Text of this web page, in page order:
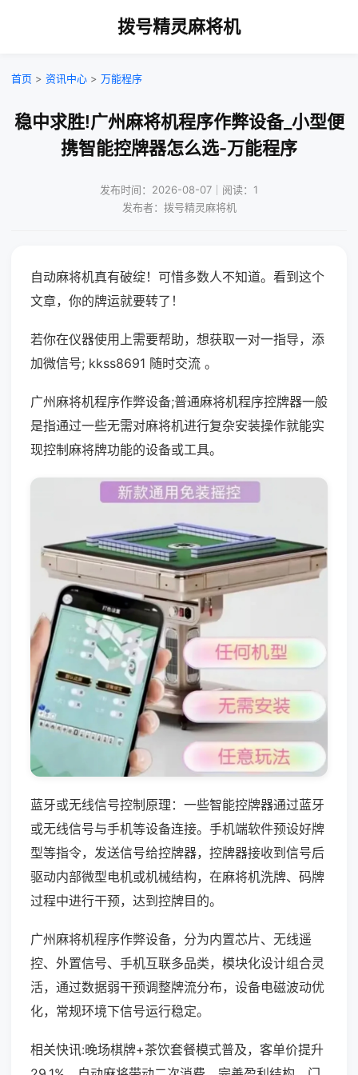
拨号精灵麻将机
首页 > 资讯中心 > 万能程序
稳中求胜!广州麻将机程序作弊设备_小型便
携智能控牌器怎么选-万能程序
发布时间：2026-08-07｜阅读：1
发布者：拨号精灵麻将机
自动麻将机真有破绽！可惜多数人不知道。看到这个
文章，你的牌运就要转了！
若你在仪器使用上需要帮助，想获取一对一指导，添
加微信号; kkss8691 随时交流 。
广州麻将机程序作弊设备;普通麻将机程序控牌器一般
是指通过一些无需对麻将机进行复杂安装操作就能实
现控制麻将牌功能的设备或工具。
蓝牙或无线信号控制原理：一些智能控牌器通过蓝牙
或无线信号与手机等设备连接。手机端软件预设好牌
型等指令，发送信号给控牌器，控牌器接收到信号后
驱动内部微型电机或机械结构，在麻将机洗牌、码牌
过程中进行干预，达到控牌目的。
广州麻将机程序作弊设备，分为内置芯片、无线遥
控、外置信号、手机互联多品类，模块化设计组合灵
活，通过数据弱干预调整牌流分布，设备电磁波动优
化，常规环境下信号运行稳定。
相关快讯:晚场棋牌+茶饮套餐模式普及，客单价提升